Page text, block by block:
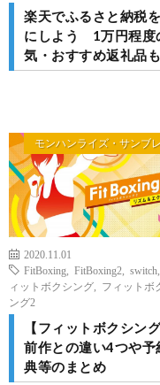
楽天でふるさと納税
にしよう 1万円程度
気・おすすめ返礼品
モンハンライズ・サンブ
2020.11.01
FitBoxing
FitBoxing2 switch
ィットボクシング
フィットボ
ング2
【フィットボクシング
前作との違い4つや予
典等のまとめ